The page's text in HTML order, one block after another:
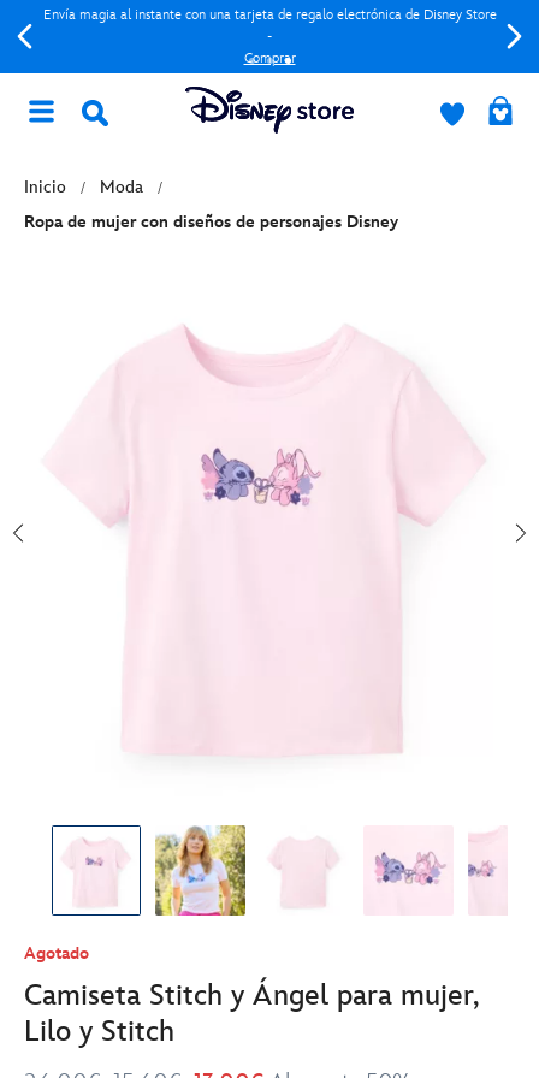
Envía magia al instante con una tarjeta de regalo electrónica de Disney Store
-
Comprar
Inicio
Moda
Ropa de mujer con diseños de personajes Disney
Agotado
Camiseta Stitch y Ángel para mujer,
Lilo y Stitch